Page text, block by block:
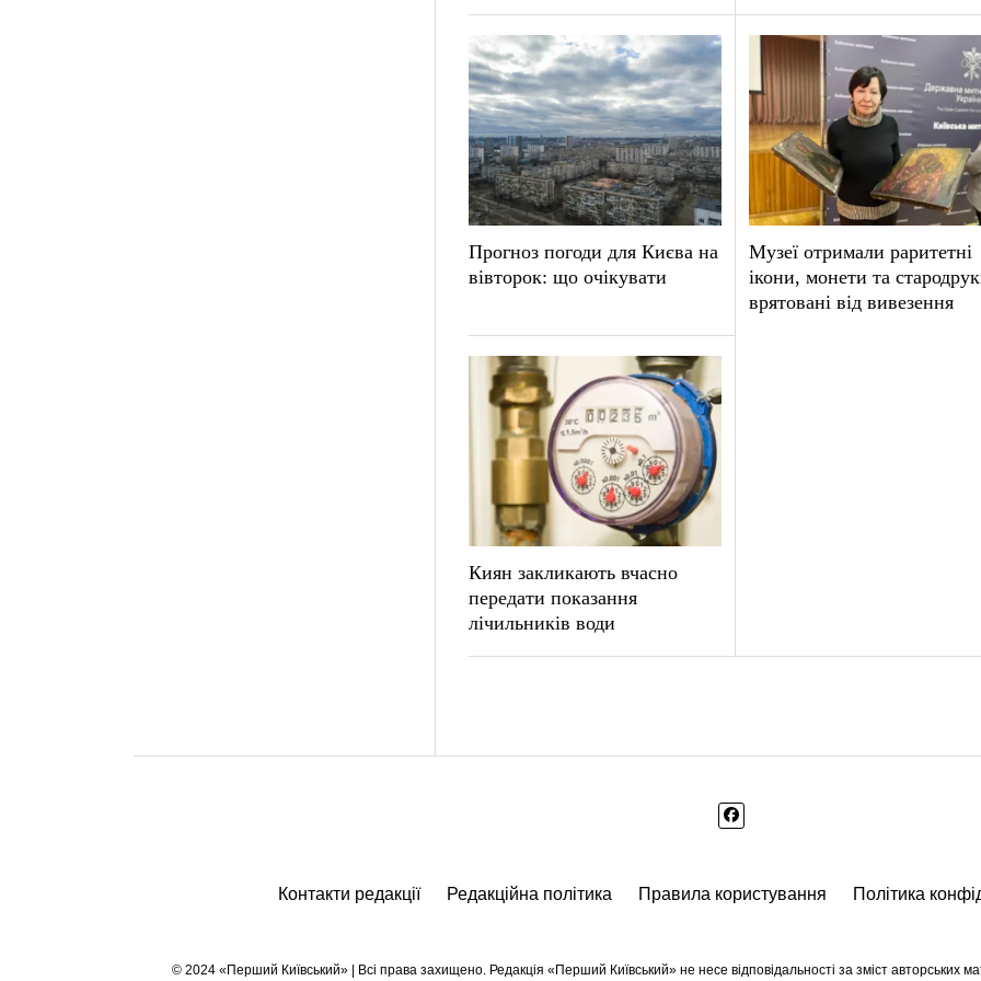
Прогноз погоди для Києва на
вівторок: що очікувати
Музеї отримали раритетні
ікони, монети та
врятовані від вивезення
Киян закликають вчасно
передати показання
лічильників води
Контакти редакції Редакційна політика Правила користування Політика
© 2024 «Перший Київський» | Всі права захищено. Редакція «Перший Київський» не несе відповідальності за зміст авторських